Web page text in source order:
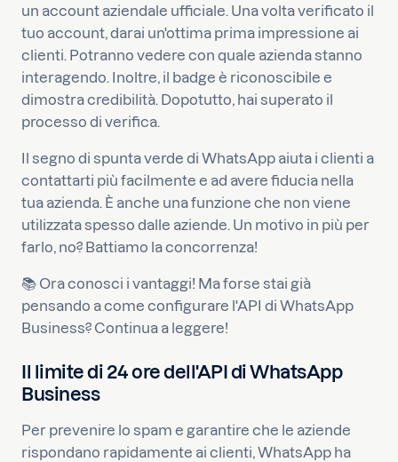
un account aziendale ufficiale. Una volta verificato il
tuo account, darai un'ottima prima impressione ai
clienti. Potranno vedere con quale azienda stanno
interagendo. Inoltre, il badge è riconoscibile e
dimostra credibilità. Dopotutto, hai superato il
processo di verifica.
Il segno di spunta verde di WhatsApp aiuta i clienti a
contattarti più facilmente e ad avere fiducia nella
tua azienda. È anche una funzione che non viene
utilizzata spesso dalle aziende. Un motivo in più per
farlo, no? Battiamo la concorrenza!
📚 Ora conosci i vantaggi! Ma forse stai già
pensando a come configurare l'API di WhatsApp
Business? Continua a leggere!
Il limite di 24 ore dell'API di WhatsApp
Business
Per prevenire lo spam e garantire che le aziende
rispondano rapidamente ai clienti, WhatsApp ha